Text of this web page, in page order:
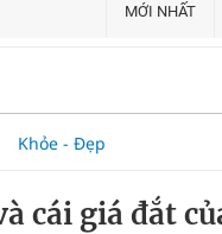
MỚI NHẤT
Khỏe - Đẹp
cái giá đắt